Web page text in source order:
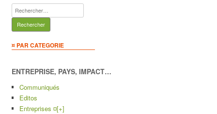
Rechercher :
¤ PAR CATEGORIE
ENTREPRISE, PAYS, IMPACT…
Communiqués
Editos
Entreprises ¤[+]